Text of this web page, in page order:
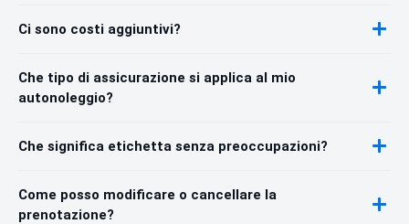
Ci sono costi aggiuntivi?
Che tipo di assicurazione si applica al mio
autonoleggio?
Che significa etichetta senza preoccupazioni?
Come posso modificare o cancellare la
prenotazione?